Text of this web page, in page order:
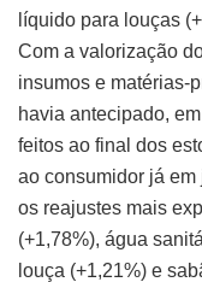
líquido para louças
Com a valorização
insumos e matérias-
havia antecipado,
feitos ao final dos
ao consumidor já
os reajustes mais
(+1,78%), água
louça (+1,21%) e